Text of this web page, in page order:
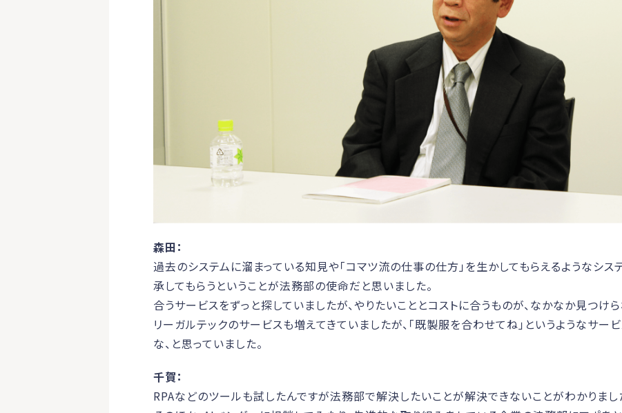
森田：
過去のシステムに溜まっている知見や「コマツ流の仕事の仕方」を生かしてもらえるようなシス
承してもらうということが法務部の使命だと思いました。
合うサービスをずっと探していましたが、やりたいこととコストに合うものが、なかなか見つけら
リーガルテックのサービスも増えてきていましたが、「既製服を合わせてね」というようなサー
な、と思っていました。
千賀：
RPAなどのツールも試したんですが法務部で解決したいことが解決できないことがわかりまし